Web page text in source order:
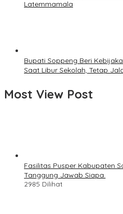
Latemmamala
Bupati Soppeng Beri
Saat Libur Sekolah, Tetap
Most View Post
Fasilitas Pusper Kabupaten
Tanggung Jawab Siapa.
2985 Dilihat